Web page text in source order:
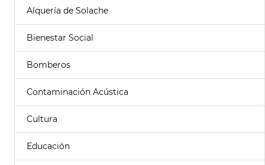
Alquería de Solache
Bienestar Social
Bomberos
Contaminación Acústica
Cultura
Educación